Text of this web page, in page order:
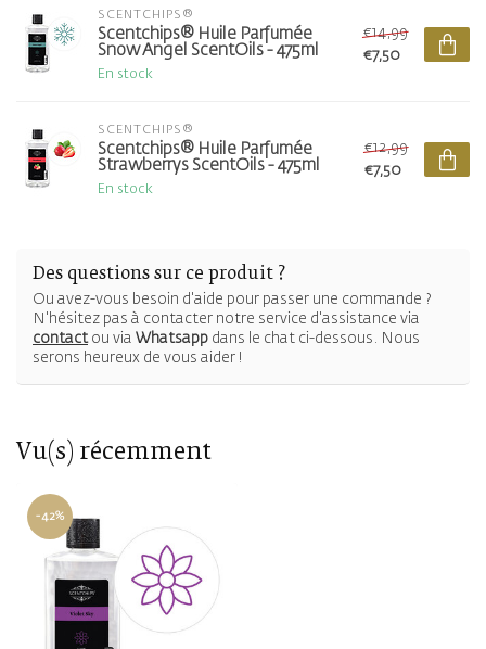
SCENTCHIPS®
Scentchips® Huile Parfumée
Snow Angel ScentOils - 475ml
En stock
€14,99
€7,50
SCENTCHIPS®
Scentchips® Huile Parfumée
Strawberrys ScentOils - 475ml
En stock
€12,99
€7,50
Des questions sur ce produit ?
Ou avez-vous besoin d'aide pour passer une commande ?
N'hésitez pas à contacter notre service d'assistance via
contactou via Whatsapp dans le chat ci-dessous. Nous
serons heureux de vous aider !
Vu(s) récemment
-42%